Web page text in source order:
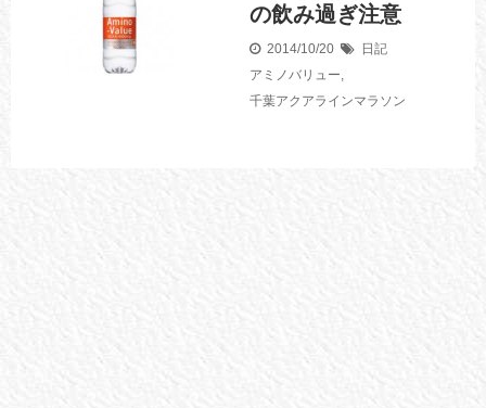
の飲み過ぎ注意
2014/10/20
日記
アミノバリュー,
千葉アクアラインマラソン